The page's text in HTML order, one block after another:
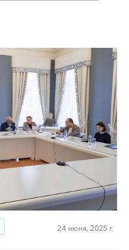
24 июня, 2025 г.